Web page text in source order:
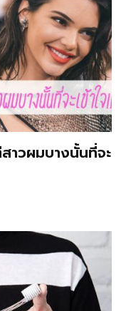
าวผมบางนั้นที่จะ